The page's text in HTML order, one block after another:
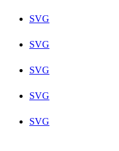
SVG
SVG
SVG
SVG
SVG